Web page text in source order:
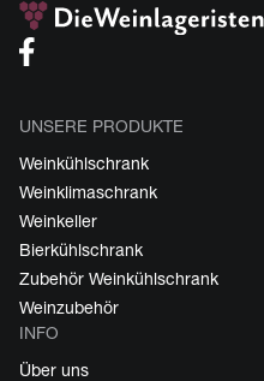
UNSERE PRODUKTE
Weinkühlschrank
Weinklimaschrank
Weinkeller
Bierkühlschrank
Zubehör Weinkühlschrank
Weinzubehör
INFO
Über uns